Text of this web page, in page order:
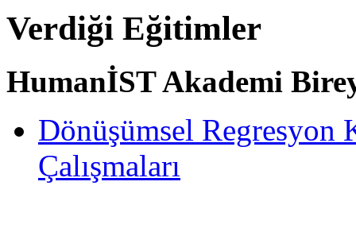
Verdiği Eğitimler
HumanİST Akademi
Dönüşümsel Regresyon
Çalışmaları